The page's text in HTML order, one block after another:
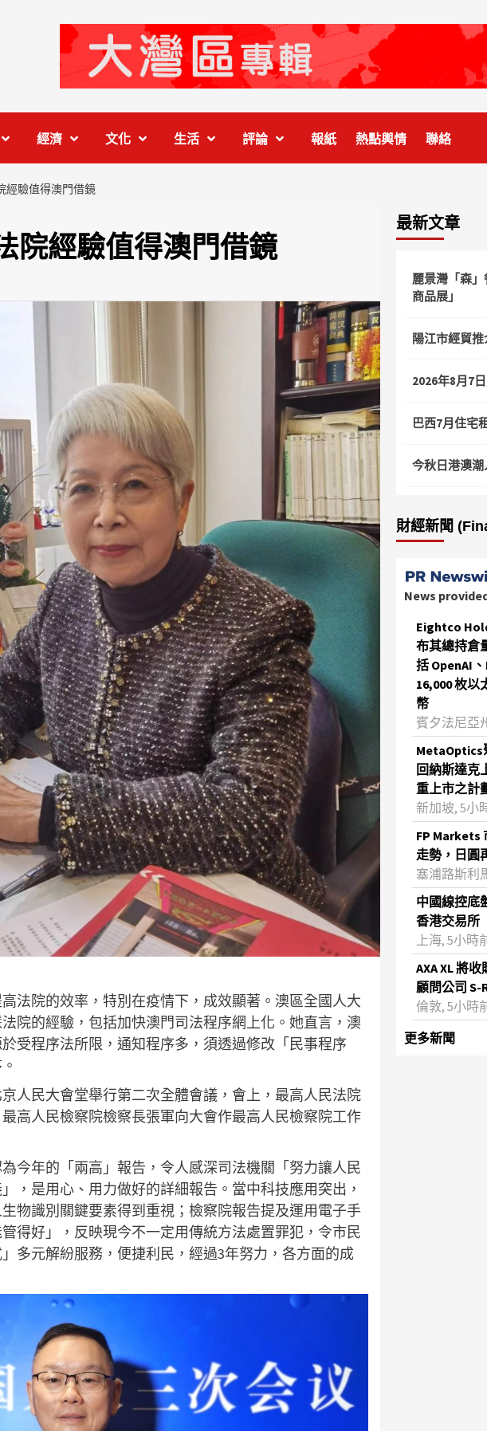
經濟 文化 生活 評論 報紙 熱點輿情 聯絡
經驗值得澳門借鏡
院經驗值得澳門借鏡
法院的效率，特別在疫情下，成效顯著。澳區全國人大
院的經驗，包括加快澳門司法程序網上化。她直言，澳
受程序法所限，通知程序多，須透過修改「民事程序
人民大會堂舉行第二次全體會議，會上，最高人民法院
高人民檢察院檢察長張軍向大會作最高人民檢察院工作
今年的「兩高」報告，令人感深司法機關「努力讓人民
，是用心、用力做好的詳細報告。當中科技應用突出，
物識別關鍵要素得到重視；檢察院報告提及運用電子手
得好」，反映現今不一定用傳統方法處置罪犯，令市民
多元解紛服務，便捷利民，經過3年努力，各方面的成
最新文章
麗景灣「森
商品展」
陽江市經貿
2026年8月7
巴西7月住宅
今秋日港澳潮
財經新聞
News
Eightco
布其總持倉
括 OpenAI
16,000 枚以
幣
賓夕法尼亞
MetaOptics
回納斯達克
重上市之計
新加坡, 5小
FP Markets
走勢，日圓
塞浦路斯利
中國線控底
香港交易所
上海, 5小時
AXA XL 將
顧問公司 S-
倫敦, 5小時
更多新聞